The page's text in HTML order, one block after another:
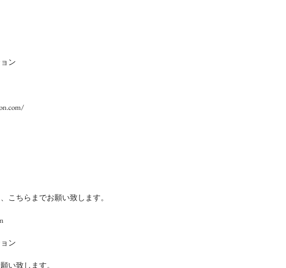
ン
こちらまでお願い致します。
ン
い致します。